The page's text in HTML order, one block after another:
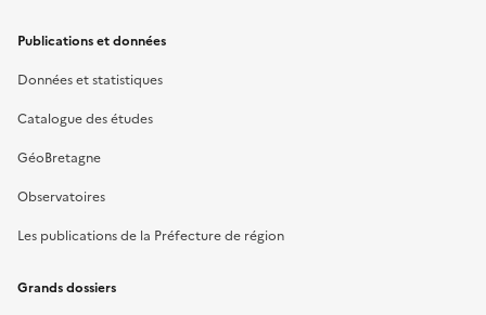
Publications et données
Données et statistiques
Catalogue des études
GéoBretagne
Observatoires
Les publications de la Préfecture de région
Grands dossiers